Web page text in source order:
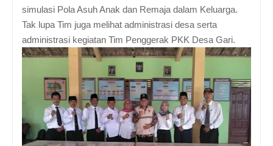
simulasi Pola Asuh Anak dan Remaja dalam Keluarga.
Tak lupa Tim juga melihat administrasi desa serta
administrasi kegiatan Tim Penggerak PKK Desa Gari.